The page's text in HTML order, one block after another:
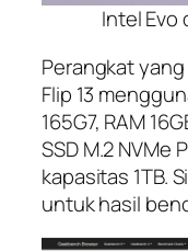
Intel Evo
Perangkat
Flip 13
165G7, RAM
SSD M.2 NVMe
kapasitas 1TB.
untuk hasil